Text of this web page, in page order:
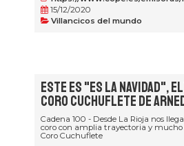
15/12/2020
Villancicos del mundo
Este es "Es la Navidad",
Coro Cuchuflete de
Cadena 100 - Desde La Rioja nos
coro con amplia trayectoria y
Coro Cuchuflete